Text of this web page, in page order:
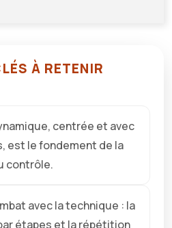
À RETENIR
centrée et avec
est le fondement de la
contrôle.
avec la technique : la
étapes et la répétition